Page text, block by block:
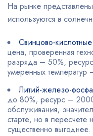
На рынке
используются в
Свинцово-
цена, проверенная
разряда – 50%,
умеренных
Литий-железо-
до 80%, ресурс –
обслуживания,
старте, но в пересчете
существенно выгоднее.